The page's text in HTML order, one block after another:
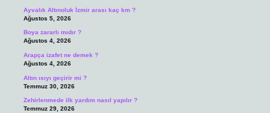
Ayvalık Altınoluk İzmir arası kaç km ?
Ağustos 5, 2026
Boya zararlı mıdır ?
Ağustos 4, 2026
Arapça izafet ne demek ?
Ağustos 4, 2026
Altın ısıyı geçirir mi ?
Temmuz 30, 2026
Zehirlenmede ilk yardım nasıl yapılır ?
Temmuz 29, 2026